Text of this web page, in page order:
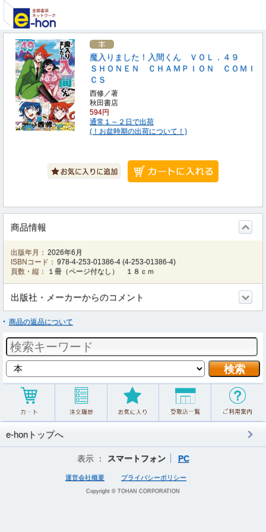
魔入りました！入間くん ＶＯＬ．４９
ＳＨＯＮＥＮ ＣＨＡＭＰＩＯＮ ＣＯＭＩ
ＣＳ
西修／著
秋田書店
594円
通常１～２日で出荷
(！お盆時期の出荷について！)
商品情報
出版年月： 2026年6月
ISBNコード： 978-4-253-01386-4 (4-253-01386-4)
頁数・縦：
１冊（ページ付なし） １８ｃｍ
出版社・メーカーからのコメント
商品の返品について
e-honトップへ
表示 ： スマートフォン PC
運営会社概要 プライバシーポリシー
Copyright © TOHAN CORPORATION